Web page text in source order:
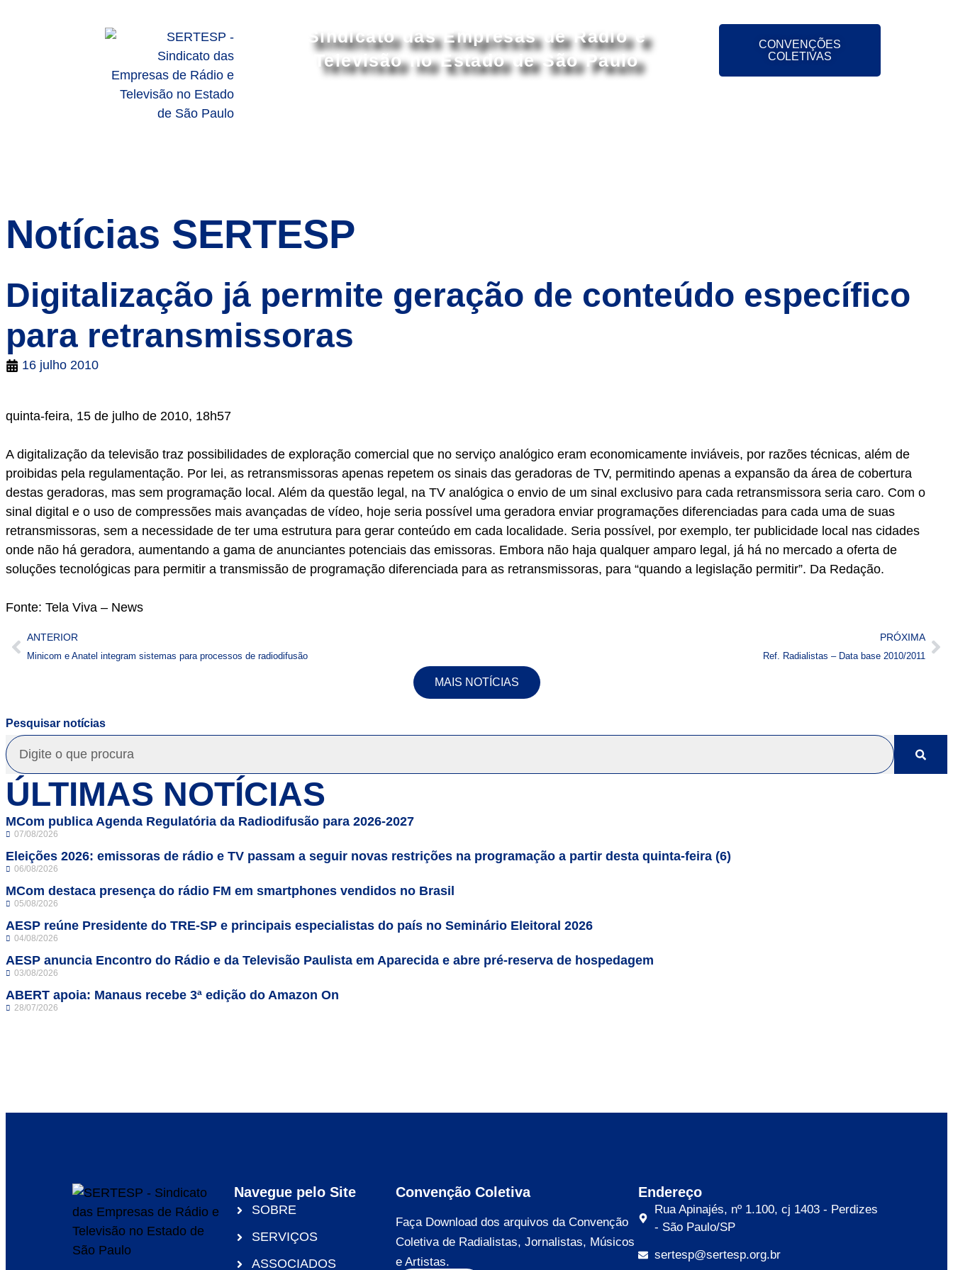
Sindicato das Empresas de Rádio e
Televisão no Estado de São Paulo
CONVENÇÕES
COLETIVAS
Notícias SERTESP
Digitalização já permite geração de conteúdo específico
para retransmissoras
16 julho 2010
quinta-feira, 15 de julho de 2010, 18h57
A digitalização da televisão traz possibilidades de exploração comercial que no serviço analógico eram economicamente inviáveis, por razões técnicas, além de
proibidas pela regulamentação. Por lei, as retransmissoras apenas repetem os sinais das geradoras de TV, permitindo apenas a expansão da área de cobertura
destas geradoras, mas sem programação local. Além da questão legal, na TV analógica o envio de um sinal exclusivo para cada retransmissora seria caro. Com o
sinal digital e o uso de compressões mais avançadas de vídeo, hoje seria possível uma geradora enviar programações diferenciadas para cada uma de suas
retransmissoras, sem a necessidade de ter uma estrutura para gerar conteúdo em cada localidade. Seria possível, por exemplo, ter publicidade local nas cidades
onde não há geradora, aumentando a gama de anunciantes potenciais das emissoras. Embora não haja qualquer amparo legal, já há no mercado a oferta de
soluções tecnológicas para permitir a transmissão de programação diferenciada para as retransmissoras, para “quando a legislação permitir”. Da Redação.
Fonte: Tela Viva – News
ANTERIOR
Minicom e Anatel integram sistemas para processos de radiodifusão
PRÓXIMA
Ref. Radialistas – Data base 2010/2011
MAIS NOTÍCIAS
Pesquisar notícias
ÚLTIMAS NOTÍCIAS
MCom publica Agenda Regulatória da Radiodifusão para 2026-2027
07/08/2026
Eleições 2026: emissoras de rádio e TV passam a seguir novas restrições na programação a partir desta quinta-feira (6)
06/08/2026
MCom destaca presença do rádio FM em smartphones vendidos no Brasil
05/08/2026
AESP reúne Presidente do TRE-SP e principais especialistas do país no Seminário Eleitoral 2026
04/08/2026
AESP anuncia Encontro do Rádio e da Televisão Paulista em Aparecida e abre pré-reserva de hospedagem
03/08/2026
ABERT apoia: Manaus recebe 3ª edição do Amazon On
28/07/2026
Navegue pelo Site
SOBRE
SERVIÇOS
ASSOCIADOS
Convenção Coletiva
Faça Download dos arquivos da Convenção
Coletiva de Radialistas, Jornalistas, Músicos
e Artistas.
Endereço
Rua Apinajés, nº 1.100, cj 1403 - Perdizes
- São Paulo/SP
sertesp@sertesp.org.br